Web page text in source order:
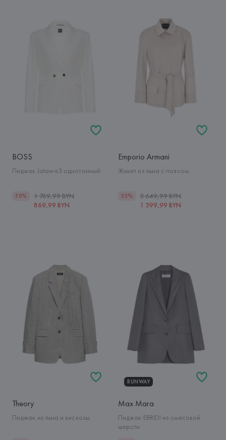
BOSS
Пиджак Jatawa3 однотонный
50%
1 769,99 BYN
869,99 BYN
Emporio Armani
Жакет из льна с поясом
55%
3 649,99 BYN
1 599,99 BYN
Theory
Пиджак из льна и вискозы
RUNWAY
Max Mara
Пиджак EBRIDI из смесовой
шерсти